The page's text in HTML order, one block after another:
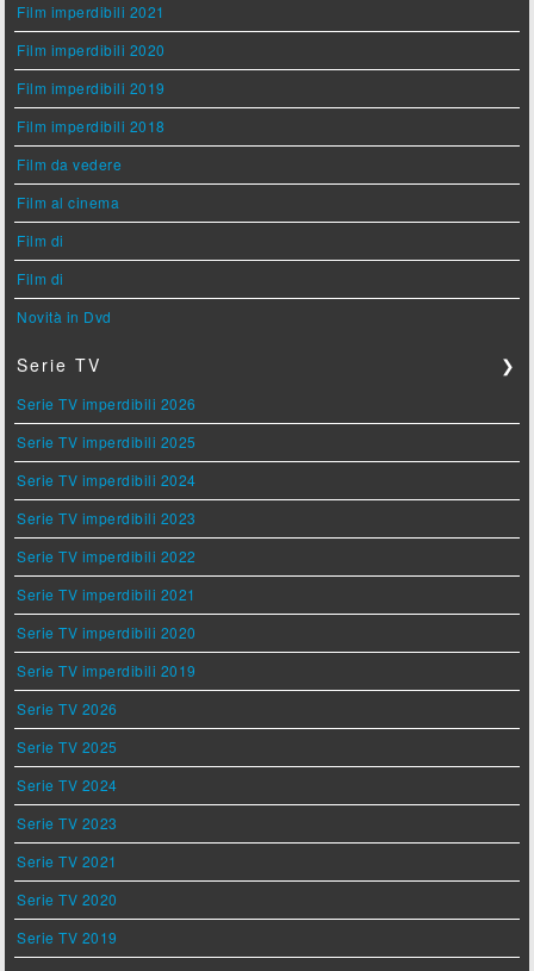
Film imperdibili 2021
Film imperdibili 2020
Film imperdibili 2019
Film imperdibili 2018
Film da vedere
Film al cinema
Film di
Film di
Novità in Dvd
Serie TV ❯
Serie TV imperdibili 2026
Serie TV imperdibili 2025
Serie TV imperdibili 2024
Serie TV imperdibili 2023
Serie TV imperdibili 2022
Serie TV imperdibili 2021
Serie TV imperdibili 2020
Serie TV imperdibili 2019
Serie TV 2026
Serie TV 2025
Serie TV 2024
Serie TV 2023
Serie TV 2021
Serie TV 2020
Serie TV 2019